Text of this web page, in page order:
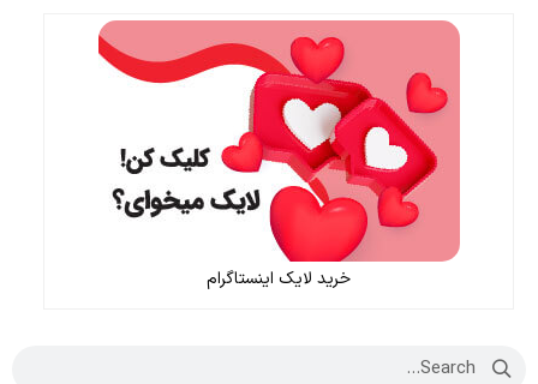
خرید لایک اینستاگرام